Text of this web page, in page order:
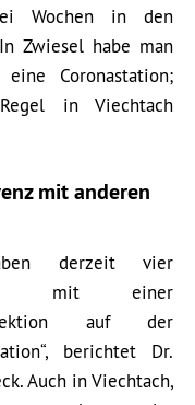
Wochen in den
Zwiesel habe man
Coronastation;
in Viechtach
mit anderen
derzeit vier
mit einer
auf der
berichtet Dr.
Auch in Viechtach,